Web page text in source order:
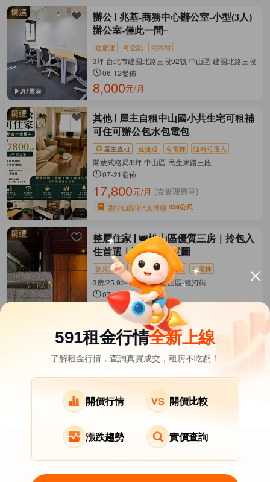
辦公
兆基-商務中心辦公室-小型(3人)
辦公室-僅此一間~
近捷運 可登記 可隔間
3坪 台北市建國北路三段92號 中山區-建國北路三段
06-12發佈
8,000元/月
其他
屋主自租中山國小共生宅可租補
可住可辦公包水包電包
屋主直租 近捷運 有電梯 隨時可遷入
開放式格局/6坪 中山區-民生東路三段
07-21發佈
17,800元/月 (含管理費等)
距中山國中 文湖線 436公尺
整層住家
👑松山區優質三房｜拎包入
住首選｜附上AI示意圖
影片賞屋 近捷運 拎包入住 有電梯
3房/25.9坪 揚昇君苑 松山區-饒河街
07-28發佈
63,000元/月 (有額外費用)
距松山 松山新店線 462公尺
其它租屋 熱門在租社區
北投區租屋
關於我們 意見反饋 APP下載
591租金行情全新上線
了解租金行情，查詢真實成交，租房不吃虧！
開價行情 開價比較
漲跌趨勢 實價查詢